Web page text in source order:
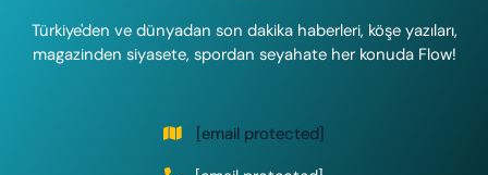
Türkiye'den ve dünyadan son dakika haberleri, köşe yazıları,
magazinden siyasete, spordan seyahate her konuda Flow!
[email protected]